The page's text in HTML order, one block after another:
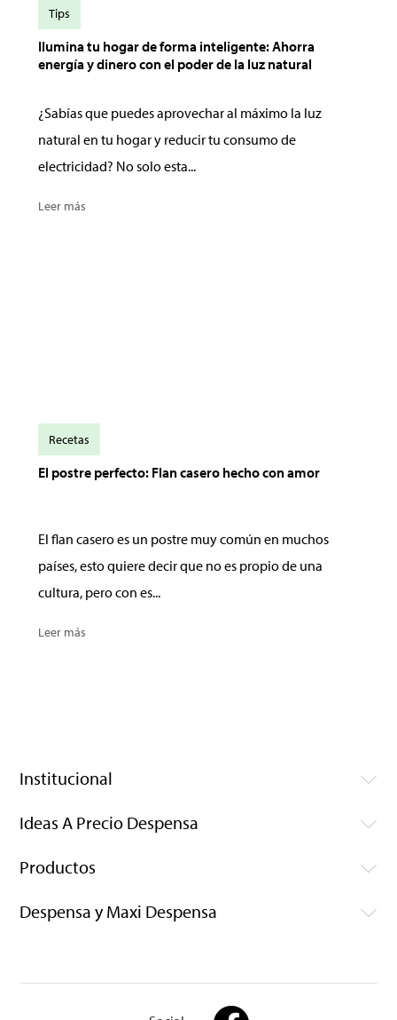
Ilumina tu hogar de forma inteligente: Ahorra
energía y dinero con el poder de la luz natural
¿Sabías que puedes aprovechar al máximo la luz
natural en tu hogar y reducir tu consumo de
electricidad? No solo esta...
Leer más
Tips
El postre perfecto: Flan casero hecho con amor
El flan casero es un postre muy común en muchos
países, esto quiere decir que no es propio de una
cultura, pero con es...
Leer más
Recetas
Institucional
Ideas A Precio Despensa
Productos
Despensa y Maxi Despensa